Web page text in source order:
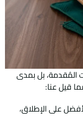
المُقدمة، بل بمدى
قيل عنا:
على الإطلاق،